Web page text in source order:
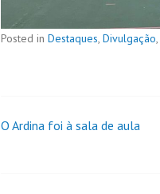
Posted in Destaques, Divulgação,
O Ardina foi à sala de aula